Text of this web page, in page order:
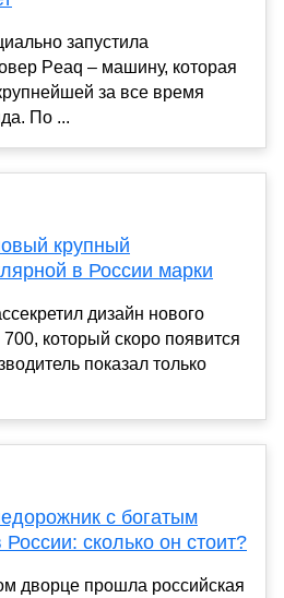
запустила
Peaq – машину, которая
за все время
По ...
крупный
в России марки
дизайн нового
который скоро появится
показал только
с богатым
сколько он стоит?
дворце прошла российская